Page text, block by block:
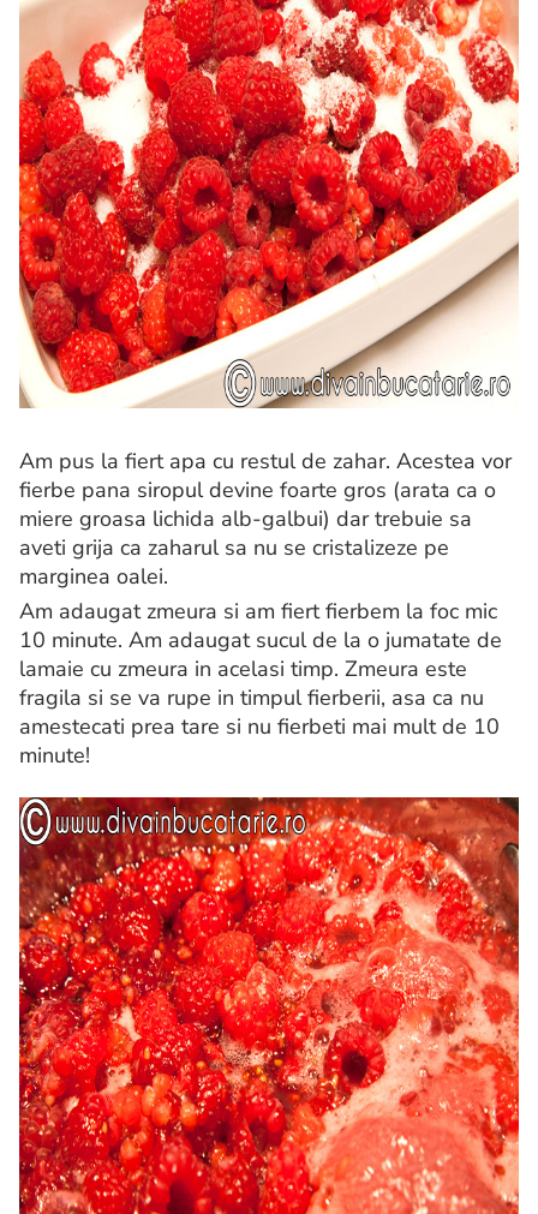
Am pus la fiert apa cu restul de zahar. Acestea vor
fierbe pana siropul devine foarte gros (arata ca o
miere groasa lichida alb-galbui) dar trebuie sa
aveti grija ca zaharul sa nu se cristalizeze pe
marginea oalei.
Am adaugat zmeura si am fiert fierbem la foc mic
10 minute. Am adaugat sucul de la o jumatate de
lamaie cu zmeura in acelasi timp. Zmeura este
fragila si se va rupe in timpul fierberii, asa ca nu
amestecati prea tare si nu fierbeti mai mult de 10
minute!